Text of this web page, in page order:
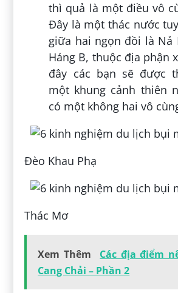
thì quả là một điều vô
Đây là một thác nước
giữa hai ngọn đồi là Nả
Háng B, thuộc địa phận
đây các bạn sẽ được
một khung cảnh thiên
có một không hai vô
Đèo Khau Phạ
Thác Mơ
Xem Thêm
Các địa điểm
Cang Chải – Phần 2